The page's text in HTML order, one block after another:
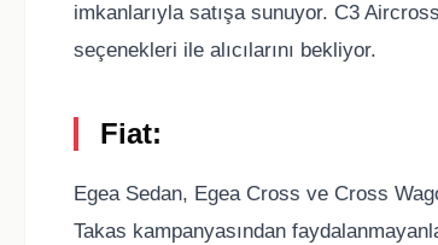
imkanlarıyla satışa sunuyor. C3
seçenekleri ile alıcılarını bekliyor.
Fiat:
Egea Sedan, Egea Cross ve Cross
Takas kampanyasından